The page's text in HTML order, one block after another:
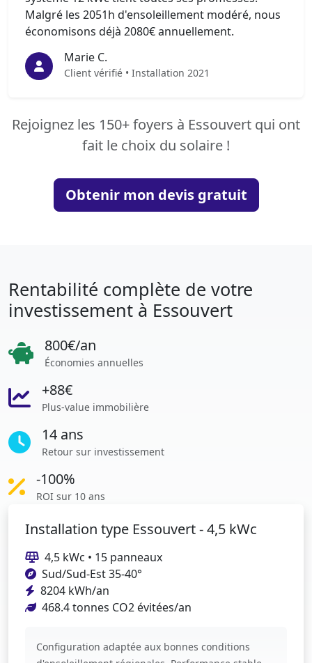
Malgré les 2051h d'ensoleillement modéré, nous
économisons déjà 2080€ annuellement.
Marie C.
Client vérifié • Installation 2021
Rejoignez les 150+ foyers à Essouvert qui ont
fait le choix du solaire !
Obtenir mon devis gratuit
Rentabilité complète de votre
investissement à Essouvert
800€/an
Économies annuelles
+88€
Plus-value immobilière
14 ans
Retour sur investissement
-100%
ROI sur 10 ans
Installation type Essouvert - 4,5 kWc
4,5 kWc • 15 panneaux
Sud/Sud-Est 35-40°
8204 kWh/an
468.4 tonnes CO2 évitées/an
Configuration adaptée aux bonnes conditions